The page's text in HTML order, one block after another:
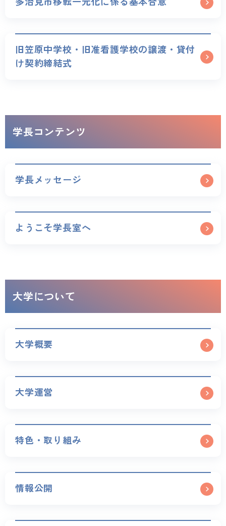
旧笠原中学校・旧准看護学校の譲渡・貸付
け契約締結式
学長コンテンツ
学長メッセージ
ようこそ学長室へ
大学について
大学概要
大学運営
特色・取り組み
情報公開